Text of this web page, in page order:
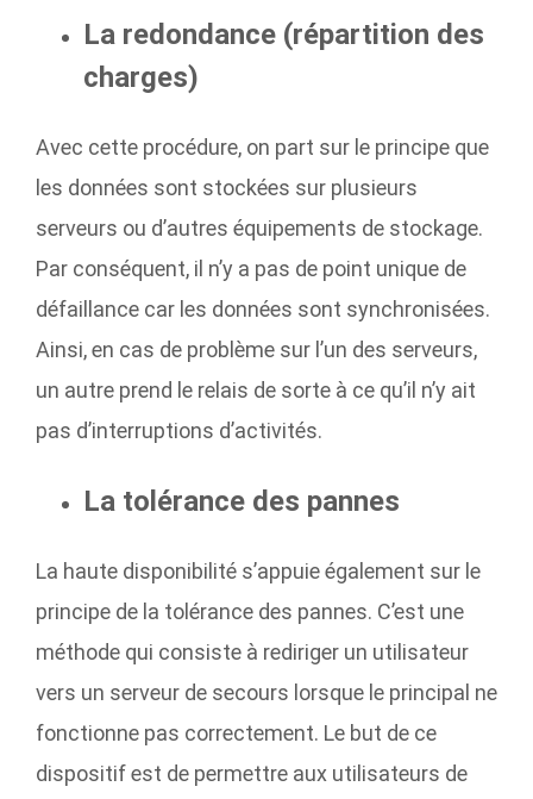
La redondance (répartition des
charges)
Avec cette procédure, on part sur le principe que
les données sont stockées sur plusieurs
serveurs ou d’autres équipements de stockage.
Par conséquent, il n’y a pas de point unique de
défaillance car les données sont synchronisées.
Ainsi, en cas de problème sur l’un des serveurs,
un autre prend le relais de sorte à ce qu’il n’y ait
pas d’interruptions d’activités.
La tolérance des pannes
La haute disponibilité s’appuie également sur le
principe de la tolérance des pannes. C’est une
méthode qui consiste à rediriger un utilisateur
vers un serveur de secours lorsque le principal ne
fonctionne pas correctement. Le but de ce
dispositif est de permettre aux utilisateurs de